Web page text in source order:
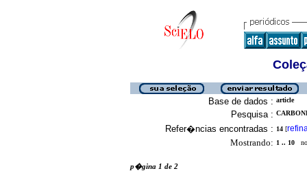
Base de dados : article
Pesquisa :
Refer�ncias encontradas : 14 [
Mostrando: 1 .. 10
p�gina 1 de 2